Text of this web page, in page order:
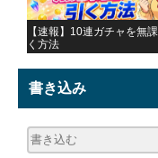
【速報】10連ガチャを無
く方法
書き込み